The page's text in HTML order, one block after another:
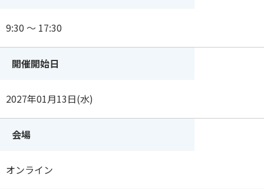
9:30 ～ 17:30
開催開始日
2027年01月13日(水)
会場
オンライン